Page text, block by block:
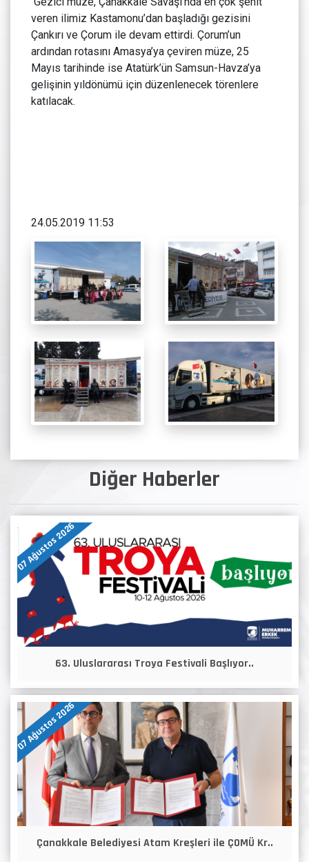
Diğer Haberler
07 Ağustos 2026
63. Uluslararası Troya Festivali Başlıyor..
07 Ağustos 2026
Çanakkale Belediyesi Atam Kreşleri ile ÇOMÜ Kr..
veren ilimiz Kastamonu’dan başladığı gezisini
Çankırı ve Çorum ile devam ettirdi. Çorum’un
ardından rotasını Amasya’ya çeviren müze, 25
Mayıs tarihinde ise Atatürk’ün Samsun-Havza’ya
gelişinin yıldönümü için düzenlenecek törenlere
katılacak.
24.05.2019 11:53